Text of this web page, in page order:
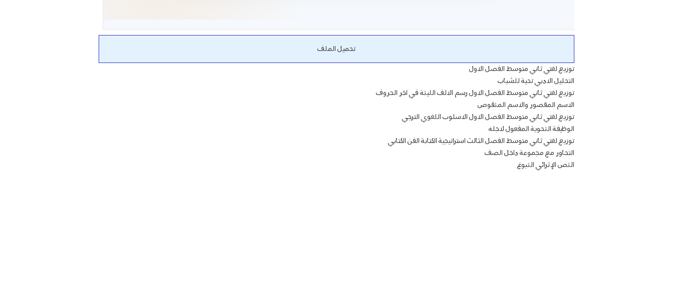
تحميل الملف
توزيع لغتي ثاني متوسط الفصل الاول
التحليل الادبي تحية للشباب
توزيع لغتي ثاني متوسط الفصل الاول رسم الالف اللينة في اخر الحروف
الاسم المقصور والاسم المنقوص
توزيع لغتي ثاني متوسط الفصل الاول الاسلوب اللغوي الترجي
الوظيفة النحوية المفعول لاجله
توزيع لغتي ثاني متوسط الفصل الثالث استراتيجية الكتابة الفن الكتابي
التحاور مع مجموعة داخل الصف
النص الإثرائي النبوغ